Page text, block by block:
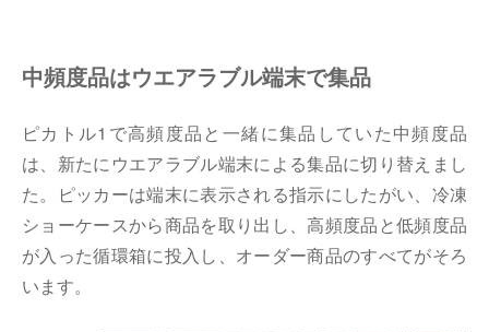
中頻度品はウエアラブル端末で集品
ピカトル1で高頻度品と一緒に集品していた中頻度品
は、新たにウエアラブル端末による集品に切り替えまし
た。ピッカーは端末に表示される指示にしたがい、冷凍
ショーケースから商品を取り出し、高頻度品と低頻度品
が入った循環箱に投入し、オーダー商品のすべてがそろ
います。